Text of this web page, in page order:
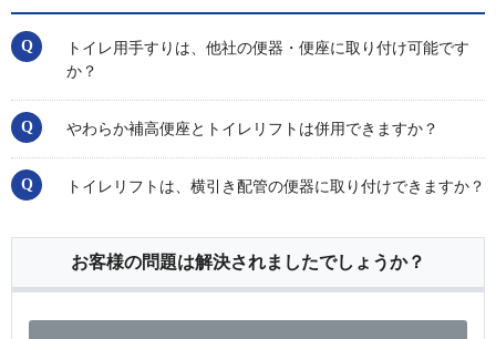
トイレ用手すりは、他社の便器・便座に取り付け可能です
か？
やわらか補高便座とトイレリフトは併用できますか？
トイレリフトは、横引き配管の便器に取り付けできますか？
お客様の問題は解決されましたでしょうか？